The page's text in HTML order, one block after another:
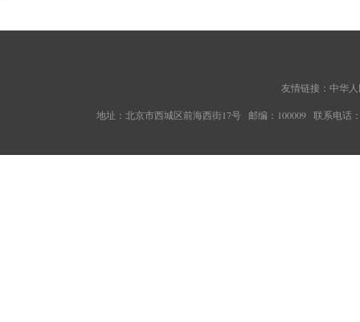
友情链接： 中华
地址：北京市西城区前海西街17号 邮编：100009 联系电话